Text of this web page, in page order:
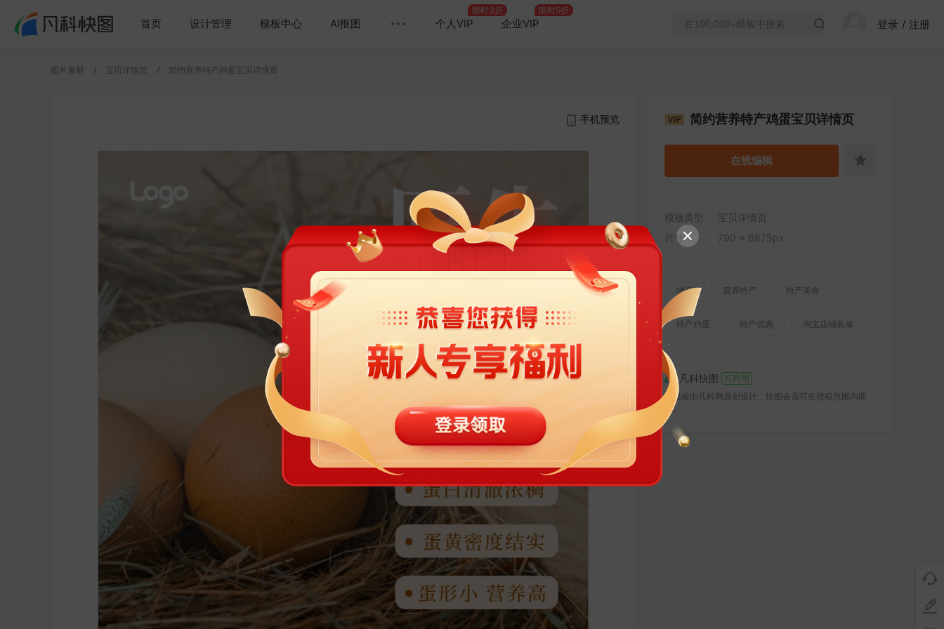
首页 设计管理 模板中心 AI抠图 个人VIP
限时3折
企业VIP
限时5折
登录 / 注册
图片素材 宝贝详情页 简约营养特产鸡蛋宝贝详情页
手机预览 简约营养特产鸡蛋宝贝详情页
在线编辑
模板类型
宝贝详情页
尺寸
790 × 6875px
特产 营养特产 特产美食
特产鸡蛋 特产优惠 淘宝店铺装修
凡科快图
可商用
该模板由凡科网原创设计，快图会员可在授权范围内商
用。